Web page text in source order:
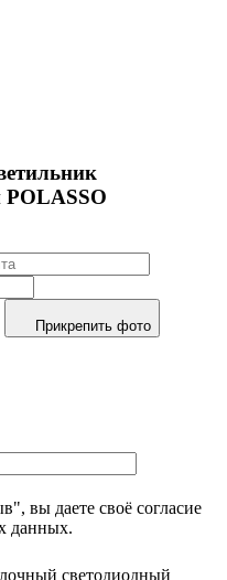
POLASSO
Прикрепить фото
вы даете своё согласие
данных.
светодиодный